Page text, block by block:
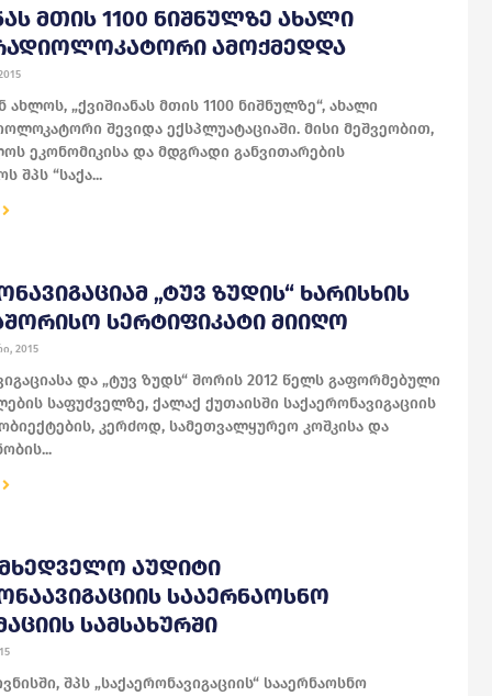
ᲛᲗᲘᲡ 1100 ᲜᲘᲨᲜᲣᲚᲖᲔ ᲐᲮᲐᲚᲘ
ᲐᲛᲝᲥᲛᲔᲓᲓᲐ
„ქვიშიანას მთის 1100 ნიშნულზე“, ახალი
შევიდა ექსპლუატაციაში. მისი მეშვეობით,
ეკონომიკისა და მდგრადი განვითარების
შპს “საქა...
„ᲢᲣᲕ ᲖᲣᲓᲘᲡ“ ᲮᲐᲠᲘᲡᲮᲘᲡ
ᲡᲔᲠᲢᲘᲤᲘᲙᲐᲢᲘ ᲛᲘᲘᲦᲝ
2015
და „ტუვ ზუდს“ შორის 2012 წელს გაფორმებული
საფუძველზე, ქალაქ ქუთაისში საქაერონავიგაციის
კერძოდ, სამეთვალყურეო კოშკისა და
ᲐᲣᲓᲘᲢᲘ
ᲡᲐᲐᲔᲠᲜᲐᲝᲡᲜᲝ
ᲡᲐᲛᲡᲐᲮᲣᲠᲨᲘ
შპს „საქაერონავიგაციის“ სააერნაოსნო